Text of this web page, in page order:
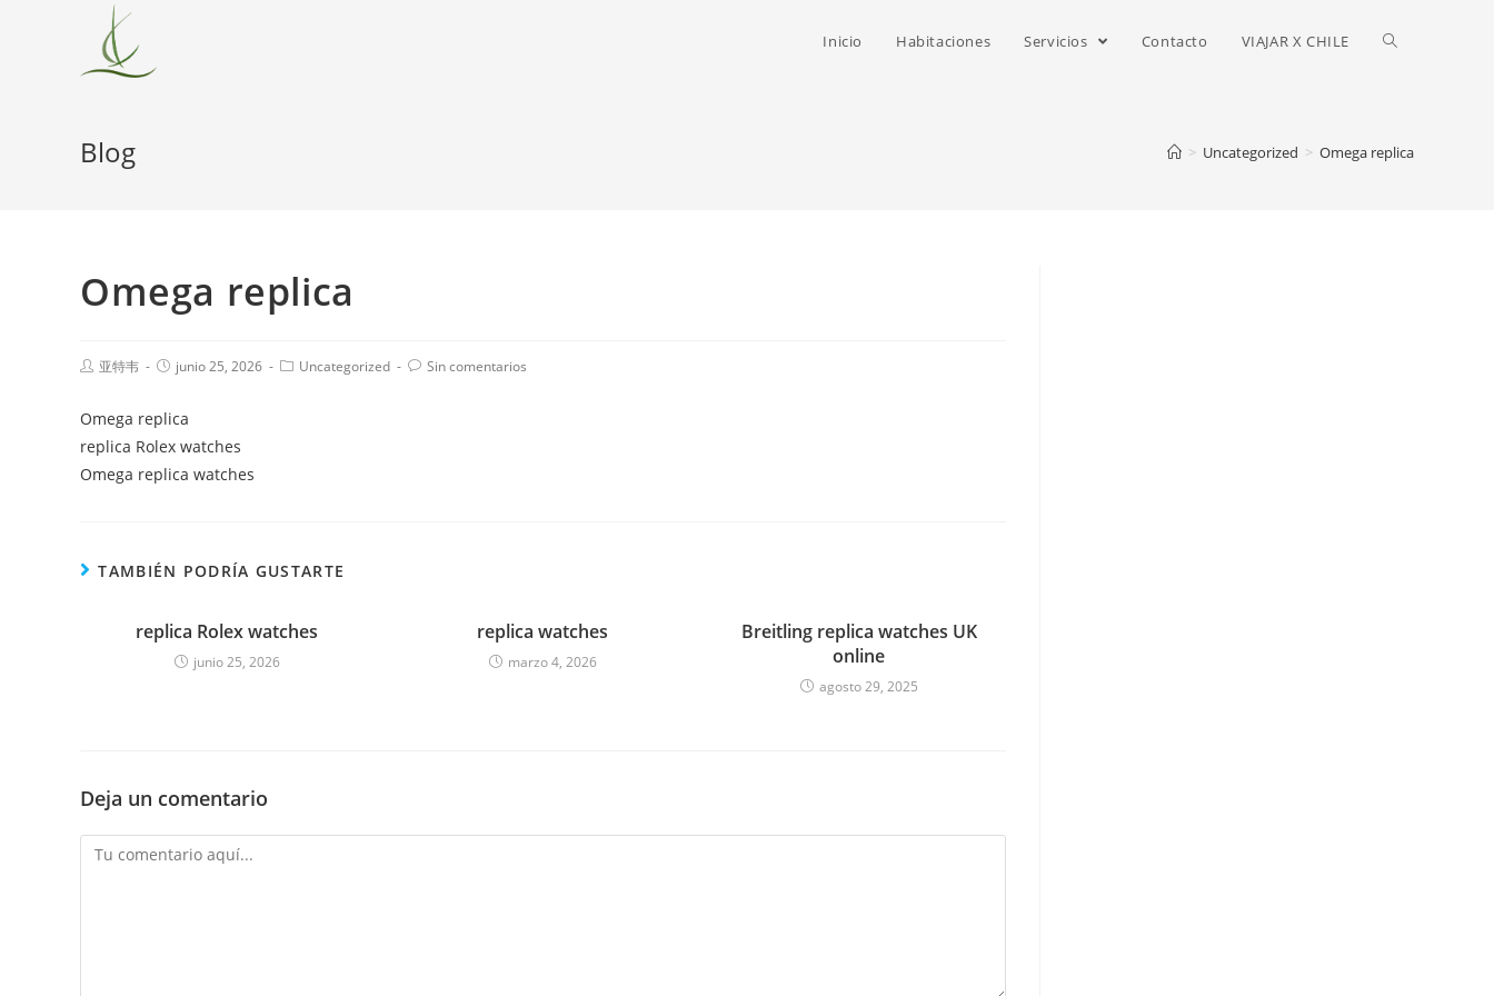
Inicio Habitaciones Servicios Contacto VIAJAR X CHILE
Blog > Uncategorized > Omega replica
Omega replica
亚特韦 junio 25, 2026 Uncategorized Sin comentarios
Omega replica
replica Rolex watches
Omega replica watches
TAMBIÉN PODRÍA GUSTARTE
replica Rolex watches
junio 25, 2026
replica watches
marzo 4, 2026
Breitling replica watches UK
online
agosto 29, 2025
Deja un comentario